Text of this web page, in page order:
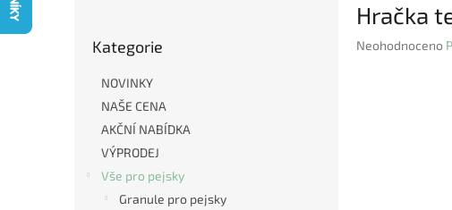
kategorie
Kategorie
NOVINKY
NAŠE CENA
AKČNÍ NABÍDKA
VÝPRODEJ
Vše pro pejsky
Granule pro pejsky
Hračka
Průměrné
Neohodnoceno